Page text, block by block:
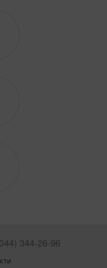
344-26-96